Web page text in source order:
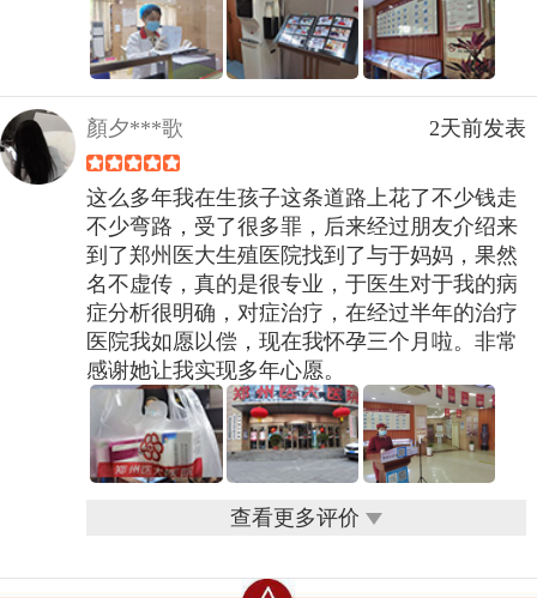
顏夕***歌 2天前发表
这么多年我在生孩子这条道路上花了不少钱走
不少弯路，受了很多罪，后来经过朋友介绍来
到了郑州医大生殖医院找到了与于妈妈，果然
名不虚传，真的是很专业，于医生对于我的病
症分析很明确，对症治疗，在经过半年的治疗
医院我如愿以偿，现在我怀孕三个月啦。非常
感谢她让我实现多年心愿。
查看更多评价